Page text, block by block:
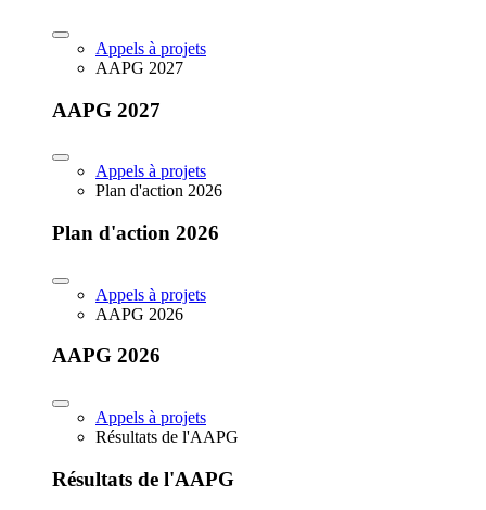
Appels à projets
AAPG 2027
AAPG 2027
Appels à projets
Plan d'action 2026
Plan d'action 2026
Appels à projets
AAPG 2026
AAPG 2026
Appels à projets
Résultats de l'AAPG
Résultats de l'AAPG